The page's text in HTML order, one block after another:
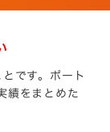
です。ポート
績をまとめた